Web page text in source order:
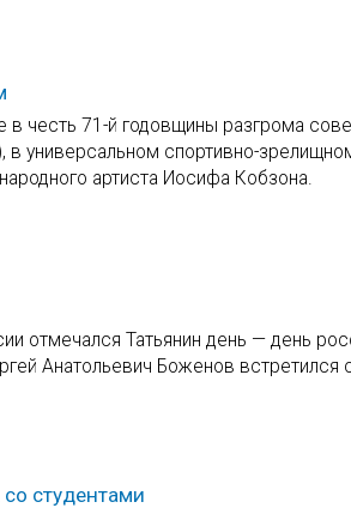
в честь 71-й годовщины разгрома
в универсальном спортивно-
артиста Иосифа Кобзона.
отмечался Татьянин день — день
Анатольевич Боженов встретился
студентами